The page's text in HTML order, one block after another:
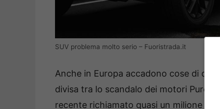
SUV problema molto serio – Fuoristrada.it
Anche in Europa accadono cose di
divisa tra lo scandalo dei motori
recente richiamato quasi un milione di